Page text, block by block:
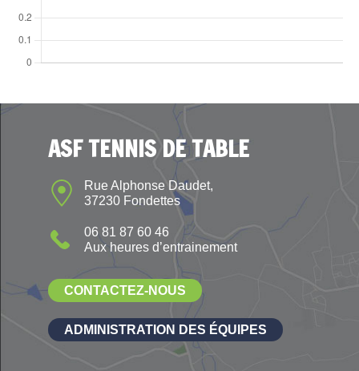
ASF TENNIS DE TABLE
Rue Alphonse Daudet,
37230 Fondettes
06 81 87 60 46
Aux heures d’entrainement
CONTACTEZ-NOUS
ADMINISTRATION DES ÉQUIPES